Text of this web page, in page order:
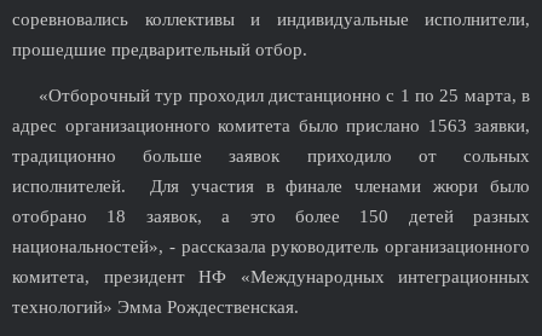
соревновались коллективы и индивидуальные исполнители,
прошедшие предварительный отбор.
«Отборочный тур проходил дистанционно с 1 по 25 марта, в
адрес организационного комитета было прислано 1563 заявки,
традиционно больше заявок приходило от сольных
исполнителей. Для участия в финале членами жюри было
отобрано 18 заявок, а это более 150 детей разных
национальностей», - рассказала руководитель организационного
комитета, президент НФ «Международных интеграционных
технологий» Эмма Рождественская.